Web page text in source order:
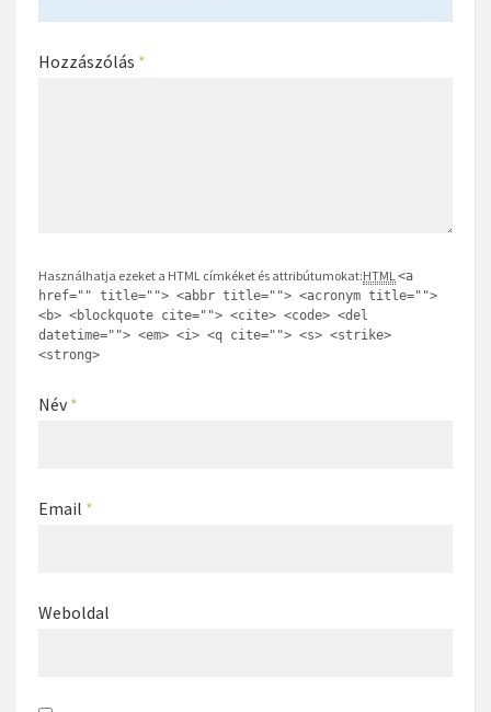
Hozzászólás *
Használhatja ezeket a HTML címkéket és attribútumokat:HTML<a
href="" title=""> <abbr title=""> <acronym title="">
<b> <blockquote cite=""> <cite> <code> <del
datetime=""> <em> <i> <q cite=""> <s> <strike>
<strong>
Név*
Email *
Weboldal